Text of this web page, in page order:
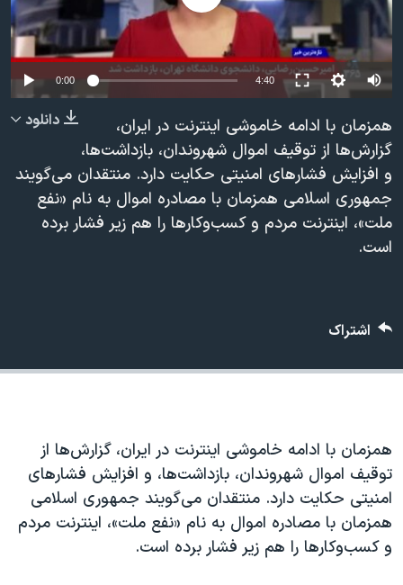
فرهنگ و زندگی
حقوق شهروندی
اقتصادی
اسرائیل در جنگ
گالری عکس
آرشیو پخش زنده
انتخابات ریاست جمهوری آمریکا ۲۰۲۴
حمله جمهوری اسلامی به اسرائیل
ورزش زنان در ایران
اعتراضات زن، زندگی، آزادی
مجموعه مستندهای دادخواهی
تریبونال مردمی آبان ۹۸
قانون شفافیت دارائی کادر رهبری ایران
اعتراضات مردمی آبان ۹۸
همایش محافظه‌کاران آمریکا «سی‌پک»
صفحه‌های ویژه
سفر پرزیدنت ترامپ به چین
دنبال کنید
زبانهای مختلف
Auto
240p
360p
480p
720p
1080p
0:00 4:40 Auto
360p
480p
720p
دانلود
همزمان با ادامه خاموشی اینترنت در ایران،
گزارش‌ها از توقیف اموال شهروندان، بازداشت‌ها،
و افزایش فشارهای امنیتی حکایت دارد. منتقدان می‌گویند
جمهوری اسلامی همزمان با مصادره اموال به نام «نفع
ملت»، اینترنت مردم و کسب‌وکارها را هم زیر فشار برده
است.
اشتراک
همزمان با ادامه خاموشی اینترنت در ایران، گزارش‌ها از
توقیف اموال شهروندان، بازداشت‌ها، و افزایش فشارهای
امنیتی حکایت دارد. منتقدان می‌گویند جمهوری اسلامی
همزمان با مصادره اموال به نام «نفع ملت»، اینترنت مردم
و کسب‌وکارها را هم زیر فشار برده است.